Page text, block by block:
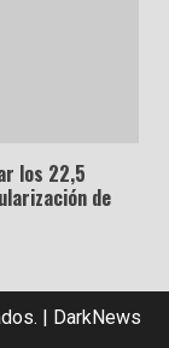
los 22,5
de
| DarkNews